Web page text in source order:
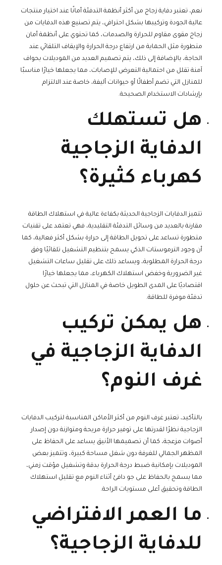
نعم، تعتبر دفاية زجاج من أكثر أنظمة التدفئة أمانًا عند اختيار منتجات
عالية الجودة وتركيبها بشكل احترافي، يتم تصنيع هذه الدفايات من
زجاج مقوى مقاوم للحرارة والصدمات، كما تحتوي على أنظمة أمان
متطورة مثل الحماية من ارتفاع درجة الحرارة والإيقاف التلقائي عند
الحاجة، بالإضافة إلى ذلك، يتم تصميم العديد من الموديلات بحواف
آمنة تقلل من احتمالية التعرض للإصابات، مما يجعلها خيارًا مناسبًا
للمنازل التي تضم أطفالًا أو حيوانات أليفة، خاصة عند الالتزام
بإرشادات الاستخدام الصحيحة.
هل تستهلك
الدفاية الزجاجية
كهرباء كثيرة؟
تتميز الدفايات الزجاجية الحديثة بكفاءة عالية في استهلاك الطاقة
مقارنة بالعديد من وسائل التدفئة التقليدية، فهي تعتمد على تقنيات
متطورة تساعد على تحويل الطاقة إلى حرارة بشكل أكثر فعالية، كما
أن وجود الترموستات الذكي يسمح بتنظيم التشغيل تلقائيًا وفق
درجة الحرارة المطلوبة، ويساعد ذلك على تقليل ساعات التشغيل
غير الضرورية وخفض استهلاك الكهرباء، مما يجعلها خيارًا
اقتصاديًا على المدى الطويل خاصة في المنازل التي تبحث عن حلول
تدفئة موفرة للطاقة.
هل يمكن تركيب
الدفاية الزجاجية في
غرف النوم؟
بالتأكيد، تعتبر غرف النوم من أكثر الأماكن المناسبة لتركيب الدفايات
الزجاجية نظرًا لقدرتها على توفير حرارة مريحة ومتوازنة دون إصدار
أصوات مزعجة، كما أن تصميمها الأنيق يساعد على الحفاظ على
المظهر الجمالي للغرفة دون شغل مساحة كبيرة، وتتميز بعض
الموديلات بإمكانية ضبط درجة الحرارة بدقة وتشغيل مؤقت زمني،
مما يسمح بالحفاظ على جو دافئ أثناء النوم مع تقليل استهلاك
الطاقة وتحقيق أعلى مستويات الراحة.
ما العمر الافتراضي
للدفاية الزجاجية؟